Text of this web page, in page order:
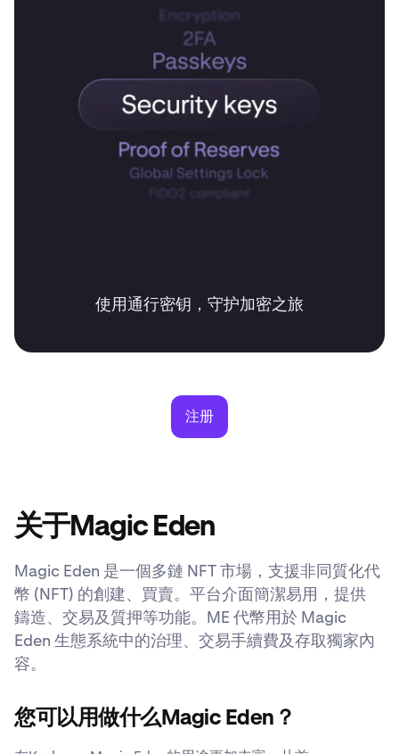
使用通行密钥，守护加密之旅
注册
关于Magic Eden
Magic Eden 是一個多鏈 NFT 市場，支援非同質化代
幣 (NFT) 的創建、買賣。平台介面簡潔易用，提供
鑄造、交易及質押等功能。ME 代幣用於 Magic
Eden 生態系統中的治理、交易手續費及存取獨家內
容。
您可以用做什么Magic Eden？